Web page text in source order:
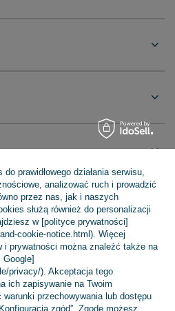
38,83-400Kościerzyna
ceny brutto (z VAT).
prawidłowego działania serwisu,
analizować ruch i prowadzić
przez nas, jak i naszych
służą również do personalizacji
w [polityce prywatności]
cookie-notice.html). Więcej
i prywatności można znaleźć także na
privacy/). Akceptacja tego
ich zapisywanie na Twoim
przechowywania lub dostępu
zgód”. Zgodę możesz